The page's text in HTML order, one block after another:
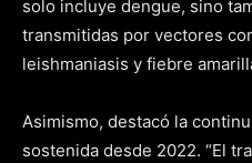
solo incluye dengue, sino
transmitidas por vectores
leishmaniasis y fiebre
Asimismo, destacó la
sostenida desde 2022. “El